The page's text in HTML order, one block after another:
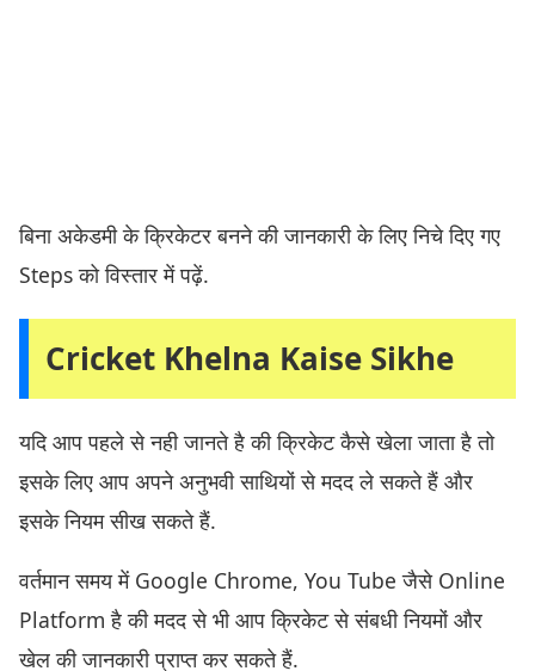
बिना अकेडमी के क्रिकेटर बनने की जानकारी के लिए निचे दिए गए
Steps को विस्तार में पढ़ें.
Cricket Khelna Kaise Sikhe
यदि आप पहले से नही जानते है की क्रिकेट कैसे खेला जाता है तो
इसके लिए आप अपने अनुभवी साथियों से मदद ले सकते हैं और
इसके नियम सीख सकते हैं.
वर्तमान समय में Google Chrome, You Tube जैसे Online
Platform है की मदद से भी आप क्रिकेट से संबधी नियमों और
खेल की जानकारी प्राप्त कर सकते हैं.